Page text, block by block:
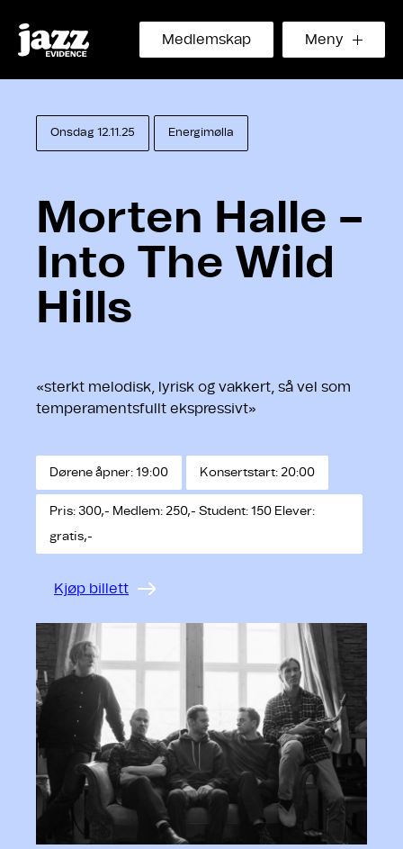
Medlemskap Meny
Onsdag 12.11.25 Energimølla
Morten Halle –
Into The Wild
Hills
«sterkt melodisk, lyrisk og vakkert, så vel som
temperamentsfullt ekspressivt»
Dørene åpner: 19:00 Konsertstart: 20:00
Pris: 300,- Medlem: 250,- Student: 150 Elever:
gratis,-
Kjøp billett